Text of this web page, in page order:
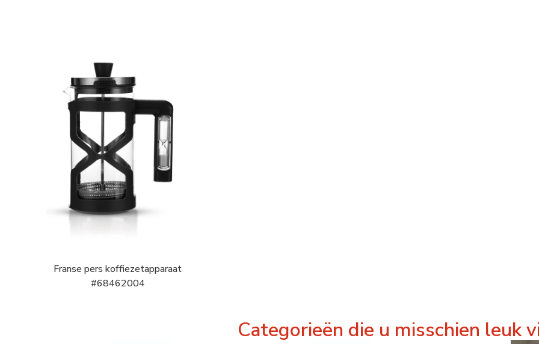
Franse pers koffiezetapparaat
#68462004
Categorieën die u misschien leuk